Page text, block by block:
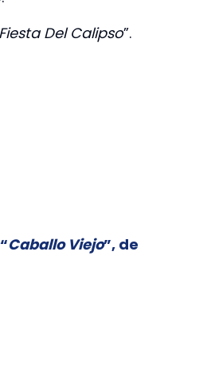
Fiesta Del Calipso”.
“Caballo Viejo”, de